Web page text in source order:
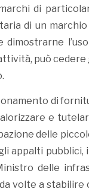
di
di un
dimostrarne
può
di
e
delle
appalti pubblici,
delle
volte a stabilire